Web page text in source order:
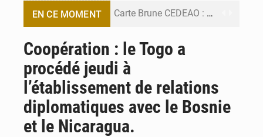
EN CE MOMENT Carte Brune CEDEAO : Lomé mise sur la digitalisation des sinistres
Travail domestique non rémunéré : à Saly, l’Afrique veut en mesurer la valeur
Maurice : Démission de la ministre Véronique Leu-Govind
Coopération : le Togo a
procédé jeudi à
l’établissement de relations
diplomatiques avec le Bosnie
et le Nicaragua.